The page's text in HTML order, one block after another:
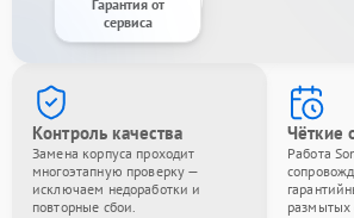
Гарантия от
сервиса
Контроль качества
Замена корпуса проходит
многоэтапную проверку —
исключаем недоработки и
повторные сбои.
Чёткие
Работа